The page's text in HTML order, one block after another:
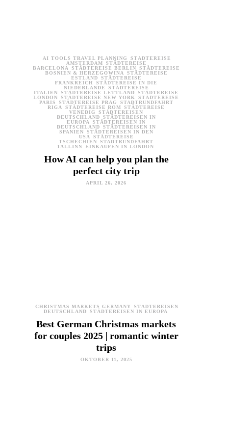
AI TOOLS TRAVEL PLANNING
STÄDTEREISE
AMSTERDAM
STÄDTEREISE
BARCELONA
STÄDTEREISE BERLIN
STÄDTEREISE
BOSNIEN & HERZEGOWINA
STÄDTEREISE
ESTLAND
STÄDTEREISE
FRANKREICH
STÄDTEREISE IN DIE
NIEDERLANDE
STÄDTEREISE
ITALIEN
STÄDTEREISE LETTLAND
STÄDTEREISE
LONDON
STÄDTEREISE NEW YORK
STÄDTEREISE
PARIS
STÄDTEREISE PRAG
STADTRUNDFAHRT
RIGA
STÄDTEREISE ROM
STÄDTEREISE
VENEDIG
STÄDTEREISEN
DEUTSCHLAND
STÄDTEREISEN IN
EUROPA
STÄDTEREISEN IN
DEUTSCHLAND
STÄDTEREISEN IN
SPANIEN
STÄDTEREISEN IN DEN
USA
STÄDTEREISE
TSCHECHIEN
STADTRUNDFAHRT
TALLINN
EINKAUFEN IN LONDON
How AI can help you plan the
perfect city trip
APRIL 26, 2026
CHRISTMAS MARKETS GERMANY
STÄDTEREISEN
DEUTSCHLAND
STÄDTEREISEN IN EUROPA
Best German Christmas markets
for couples 2025 | romantic winter
trips
OKTOBER 11, 2025